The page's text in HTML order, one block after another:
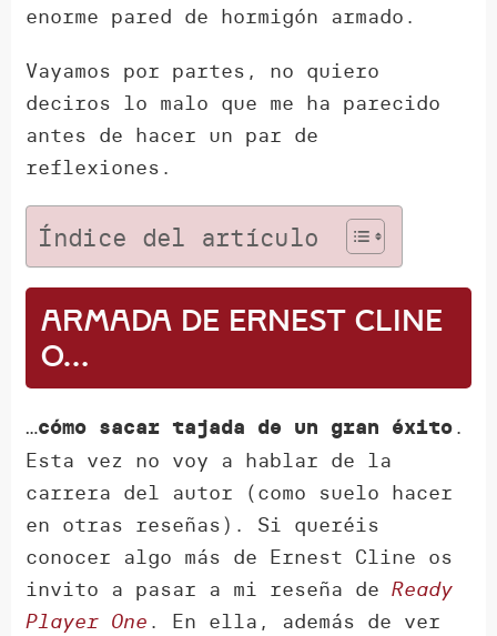
enorme pared de hormigón armado.
Vayamos por partes, no quiero
deciros lo malo que me ha parecido
antes de hacer un par de
reflexiones.
Índice del artículo
Armada de Ernest Cline
o…
…cómo sacar tajada de un gran éxito.
Esta vez no voy a hablar de la
carrera del autor (como suelo hacer
en otras reseñas). Si queréis
conocer algo más de Ernest Cline os
invito a pasar a mi reseña deReady
Player One . En ella, además de ver